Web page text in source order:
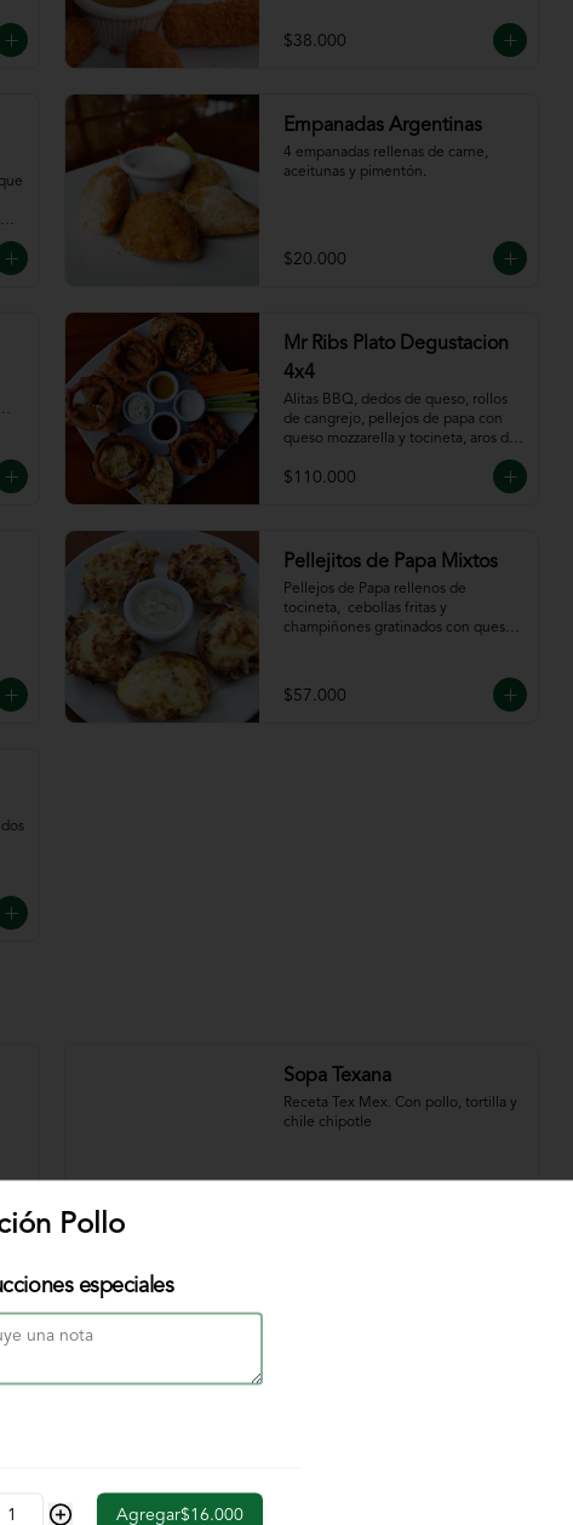
$38.000
Empanadas Argentinas
4 empanadas rellenas de carne,
aceitunas y pimentón.
$20.000
Mr Ribs Plato Degustacion
4x4
Alitas BBQ, dedos de queso, rollos
de cangrejo, pellejos de papa con
queso mozzarella y tocineta, aros de
apio, acompañado de nuestras
$110.000
Pellejitos de Papa Mixtos
Pellejos de Papa rellenos de
tocineta,  cebollas fritas y
champiñones gratinados con queso
$57.000
Sopa Texana
Receta Tex Mex. Con pollo, tortilla y
chile chipotle
Pollo
especiales
Agregar$16.000